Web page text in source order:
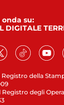
della
degli
onda su:
DIGITALE